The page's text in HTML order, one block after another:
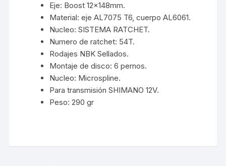
Eje: Boost 12x148mm.
Material: eje AL7075 T6, cuerpo AL6061.
Nucleo: SISTEMA RATCHET.
Numero de ratchet: 54T.
Rodajes NBK Sellados.
Montaje de disco: 6 pernos.
Nucleo: Microspline.
Para transmisión SHIMANO 12V.
Peso: 290 gr